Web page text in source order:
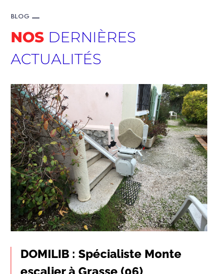
BLOG
NOS DERNIÈRES
ACTUALITÉS
DOMILIB : Spécialiste Monte